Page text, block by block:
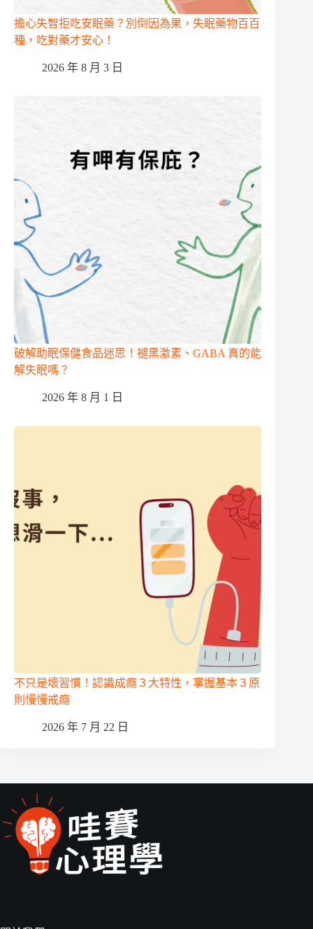
擔心失智拒吃安眠藥？別倒因為果，失眠藥物百百
種，吃對藥才安心！
2026 年 8 月 3 日
破解助眠保健食品迷思！褪黑激素、GABA 真的能
解失眠嗎？
2026 年 8 月 1 日
不只是壞習慣！認識成癮３大特性，掌握基本３原
則慢慢戒癮
2026 年 7 月 22 日